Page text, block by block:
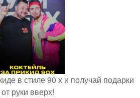
в стиле 90 х и получай подарки
от руки вверх!